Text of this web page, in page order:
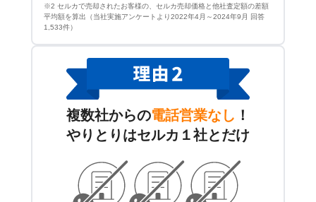
※2 セルカで売却されたお客様の、セルカ売却価格と他社査定額の差額
平均額を算出（当社実施アンケートより2022年4月～2024年9月 回答
1,533件）
複数社からの電話営業なし ！
やりとりはセルカ１社とだけ